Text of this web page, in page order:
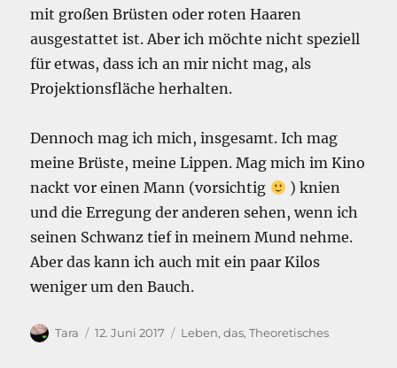
mit großen Brüsten oder roten Haaren
ausgestattet ist. Aber ich möchte nicht speziell
für etwas, dass ich an mir nicht mag, als
Projektionsfläche herhalten.
Dennoch mag ich mich, insgesamt. Ich mag
meine Brüste, meine Lippen. Mag mich im Kino
nackt vor einen Mann (vorsichtig
) knien
und die Erregung der anderen sehen, wenn ich
seinen Schwanz tief in meinem Mund nehme.
Aber das kann ich auch mit ein paar Kilos
weniger um den Bauch.
Autor
Tara
Veröffentlicht
12. Juni 2017 Kategorien
Leben, das,Theoretisches